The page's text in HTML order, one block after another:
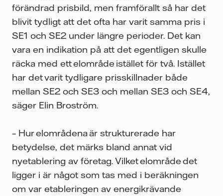
förändrad prisbild, men framförallt så har det
blivit tydligt att det ofta har varit samma pris i
SE1 och SE2 under längre perioder. Det kan
vara en indikation på att det egentligen skulle
räcka med ett elområde istället för två. Istället
har det varit tydligare prisskillnader både
mellan SE2 och SE3 och mellan SE3 och SE4,
säger Elin Broström.
– Hur elområdena är strukturerade har
betydelse, det märks bland annat vid
nyetablering av företag. Vilket elområde det
ligger i är något som tas med i beräkningen
om var etableringen av energikrävande